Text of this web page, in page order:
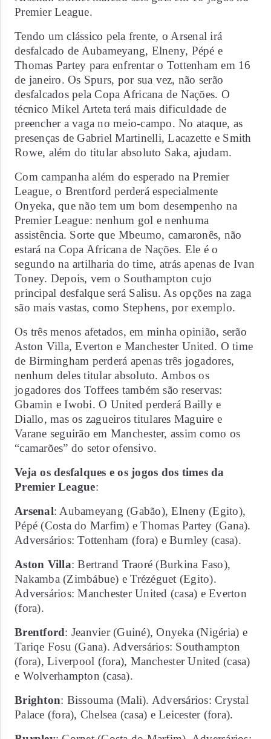
Premier League.
Tendo um clássico pela frente, o Arsenal irá
desfalcado de Aubameyang, Elneny, Pépé e
Thomas Partey para enfrentar o Tottenham em 16
de janeiro. Os Spurs, por sua vez, não serão
desfalcados pela Copa Africana de Nações. O
técnico Mikel Arteta terá mais dificuldade de
preencher a vaga no meio-campo. No ataque, as
presenças de Gabriel Martinelli, Lacazette e Smith
Rowe, além do titular absoluto Saka, ajudam.
Com campanha além do esperado na Premier
League, o Brentford perderá especialmente
Onyeka, que não tem um bom desempenho na
Premier League: nenhum gol e nenhuma
assistência. Sorte que Mbeumo, camaronês, não
estará na Copa Africana de Nações. Ele é o
segundo na artilharia do time, atrás apenas de Ivan
Toney. Depois, vem o Southampton cujo
principal desfalque será Salisu. As opções na zaga
são mais vastas, como Stephens, por exemplo.
Os três menos afetados, em minha opinião, serão
Aston Villa, Everton e Manchester United. O time
de Birmingham perderá apenas três jogadores,
nenhum deles titular absoluto. Ambos os
jogadores dos Toffees também são reservas:
Gbamin e Iwobi. O United perderá Bailly e
Diallo, mas os zagueiros titulares Maguire e
Varane seguirão em Manchester, assim como os
“camarões” do setor ofensivo.
Veja os desfalques e os jogos dos times da
Premier League:
Arsenal: Aubameyang (Gabão), Elneny (Egito),
Pépé (Costa do Marfim) e Thomas Partey (Gana).
Adversários: Tottenham (fora) e Burnley (casa).
Aston Villa: Bertrand Traoré (Burkina Faso),
Nakamba (Zimbábue) e Trézéguet (Egito).
Adversários: Manchester United (casa) e Everton
(fora).
Brentford: Jeanvier (Guiné), Onyeka (Nigéria) e
Tariqe Fosu (Gana). Adversários: Southampton
(fora), Liverpool (fora), Manchester United (casa)
e Wolverhampton (casa).
Brighton: Bissouma (Mali). Adversários: Crystal
Palace (fora), Chelsea (casa) e Leicester (fora).